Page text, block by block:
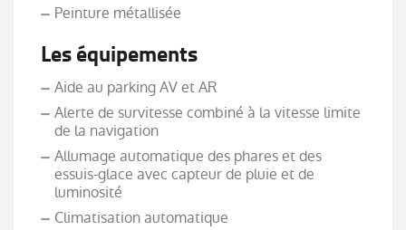
Peinture métallisée
Les équipements
Aide au parking AV et AR
Alerte de survitesse combiné à la vitesse limite
de la navigation
Allumage automatique des phares et des
essuis-glace avec capteur de pluie et de
luminosité
Climatisation automatique